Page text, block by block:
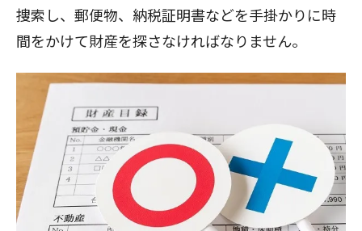
捜索し、郵便物、納税証明書などを手掛かりに時
間をかけて財産を探さなければなりません。